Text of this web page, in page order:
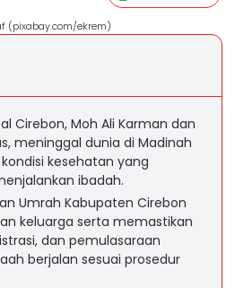
(pixabay.com/ekrem)
Cirebon, Moh Ali Karman dan
meninggal dunia di Madinah
kesehatan yang
ibadah.
Umrah Kabupaten Cirebon
keluarga serta memastikan
dan pemulasaraan
berjalan sesuai prosedur